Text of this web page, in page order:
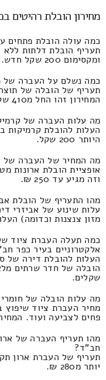
מחירון הובלת רהיטים
כמה עולה הובלת פתחים
ומקסימום 200 שקל חדש.
כמה נשלם על העברה של
תעריף של הובלה של
המחירון זהו החל מ410 שקלים חדשים.
מה עלות העברה של
היותר 200 שקל.
מה המחיר של העברה של
וזה מגיע עד 250 ₪.
מהו התעריף של הובלת
עלות שינוע של אביזרי
מזון צנצנות וכדומה) העלות זה 340 ועד 170
כמה תעלה העברת ציוד
אלקטרוניים בעיר כפר
העלות להובלת דירה של
שקלים.
מה עלות הובלה של
מחיר העברת ציוד
פחים לצביעה ועוד. המחירון הוא 410
מהו תעריף העברה של
חב"ד?
יותר מ280 ₪.